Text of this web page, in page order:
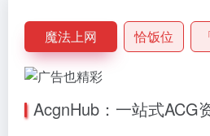
魔法上网 恰饭位
AcgnHub：一站式ACG